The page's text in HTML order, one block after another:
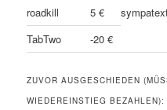
roadkill
5 €
TabTwo
-20 €
ZUVOR AUSGESCHIEDEN
WIEDEREINSTIEG BEZAHLEN):